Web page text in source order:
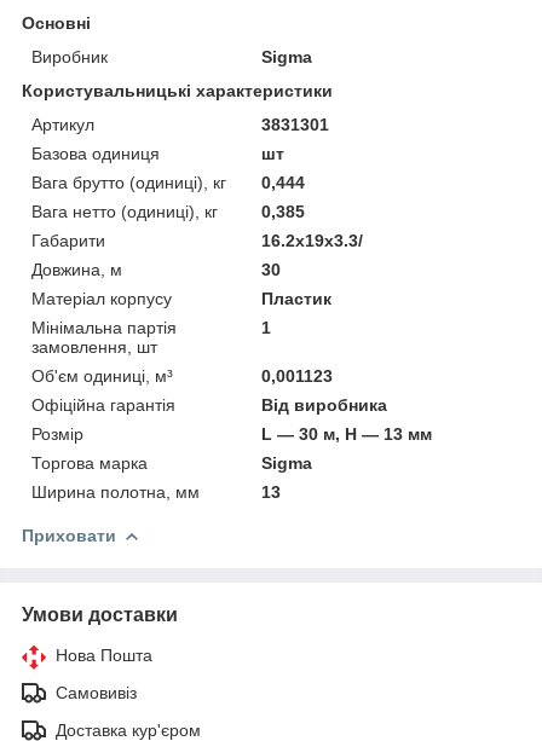
Основні
Виробник
Sigma
Користувальницькі характеристики
Артикул
3831301
Базова одиниця
шт
Вага брутто (одиниці), кг
0,444
Вага нетто (одиниці), кг
0,385
Габарити
16.2x19x3.3/
Довжина, м
30
Матеріал корпусу
Пластик
Мінімальна партія
замовлення, шт
1
Об'єм одиниці, м³
0,001123
Офіційна гарантія
Від виробника
Розмір
L — 30 м, H — 13 мм
Торгова марка
Sigma
Ширина полотна, мм
13
Приховати
Умови доставки
Нова Пошта
Самовивіз
Доставка кур'єром